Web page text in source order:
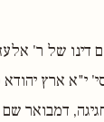
דינו של ר'
י"א ארץ
דמבואר שם